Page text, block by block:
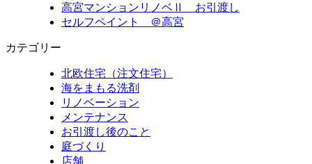
高宮マンションリノベⅡ お引渡し
セルフペイント ＠高宮
カテゴリー
北欧住宅（注文住宅）
海をまもる洗剤
リノベーション
メンテナンス
お引渡し後のこと
庭づくり
店舗